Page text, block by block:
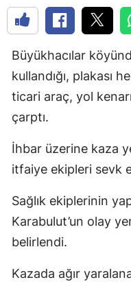
Büyükhacılar
kullandığı, plakası
ticari araç, yol
çarptı.
İhbar üzerine kaza
itfaiye ekipleri sevk
Sağlık ekiplerinin
Karabulut’un olay
belirlendi.
Kazada ağır